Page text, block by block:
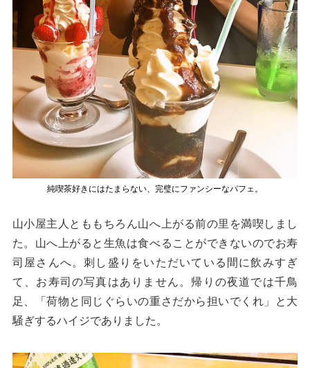
純喫茶好きにはたまらない、完璧にファンシーなパフェ。
山小屋主人とももちろん山へ上がる前の里を満喫しまし
た。山へ上がると生魚は食べることができないのでお寿
司屋さんへ。刺し盛りをいただいている間に飲みすぎ
て、お寿司の写真はありません。帰りの夜道では千鳥
足、「荷物と同じぐらいの重さだから担いでくれ」と大
騒ぎするハイジでありました。